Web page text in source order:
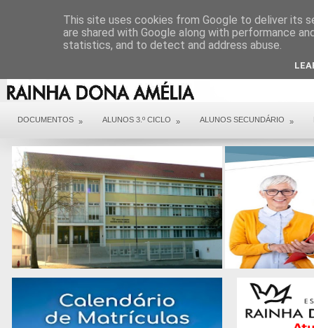
DOCUMENTOS » ALUNOS 3.º CICLO » ALUNOS SECUNDÁRIO »
This site uses cookies from Google to deliver its
are shared with Google along with performance
statistics, and to detect and address abuse.